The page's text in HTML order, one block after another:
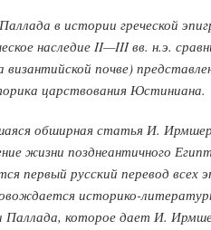
в истории греческой
наследие II—III вв. н.э.
византийской почве)
царствования Юстиниана.
обширная статья И.
жизни позднеантичного
первый русский перевод
историко-
Паллада, которое дает И.